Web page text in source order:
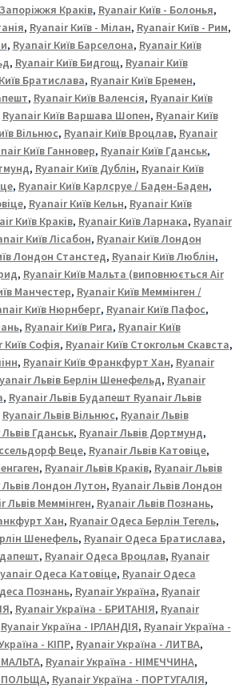
|
ЛЬВІВ
|
ОДЕСА
|
ХЕРСОН
|
ХАРКІВ
|
ЗАПОРІЖЖЯ
Краків, Ryanair Київ - Болонья,
, Ryanair Київ - Мілан, Ryanair Київ - Рим,
, Ryanair Київ Барселона, Ryanair Київ
, Ryanair Київ Бидгощ, Ryanair Київ
Братислава, Ryanair Київ Бремен,
, Ryanair Київ Валенсія, Ryanair Київ
Ryanair Київ Варшава Шопен, Ryanair Київ
Вільнюс, Ryanair Київ Вроцлав, Ryanair
Київ Ганновер, Ryanair Київ Гданськ,
, Ryanair Київ Дублін, Ryanair Київ
, Ryanair Київ Карлсруе / Баден-Баден,
, Ryanair Київ Кельн, Ryanair Київ
Київ Краків, Ryanair Київ Ларнака, Ryanair
Київ Лісабон, Ryanair Київ Лондон
Лондон Станстед, Ryanair Київ Люблін,
, Ryanair Київ Мальта (виповнюється Air
Манчестер, Ryanair Київ Меммінген /
Київ Нюрнберг, Ryanair Київ Пафос,
, Ryanair Київ Рига, Ryanair Київ
Київ Софія, Ryanair Київ Стокгольм Скавста,
, Ryanair Київ Франкфурт Хан, Ryanair
Львів Берлін Шенефельд, Ryanair
, Ryanair Львів Будапешт Ryanair Львів
Ryanair Львів Вільнюс, Ryanair Львів
Гданськ, Ryanair Львів Дортмунд,
Веце, Ryanair Львів Катовіце,
, Ryanair Львів Краків, Ryanair Львів
Лондон Лутон, Ryanair Львів Лондон
Львів Меммінген, Ryanair Львів Познань,
Хан, Ryanair Одеса Берлін Тегель,
Шенефель, Ryanair Одеса Братислава,
, Ryanair Одеса Вроцлав, Ryanair
Одеса Катовіце, Ryanair Одеса
Познань, Ryanair Україна, Ryanair
, Ryanair Україна - БРИТАНІЯ, Ryanair
Ryanair Україна - ІРЛАНДІЯ, Ryanair Україна -
- КІПР, Ryanair Україна - ЛИТВА,
МАЛЬТА, Ryanair Україна - НІМЕЧЧИНА,
ПОЛЬЩА, Ryanair Україна - ПОРТУГАЛІЯ,